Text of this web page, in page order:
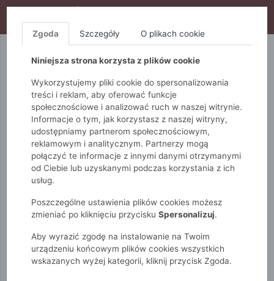
S10), DODATKOWE 15% ZA 3SZT (KOD: S15)
5.10.15. QUIOSQUE
Monnari Torby Wizytowe Wizytowa torebka
Zgoda Szczegóły O plikach cookie
Niniejsza strona korzysta z plików cookie
Wykorzystujemy pliki cookie do spersonalizowania
treści i reklam, aby oferować funkcje
społecznościowe i analizować ruch w naszej witrynie.
Informacje o tym, jak korzystasz z naszej witryny,
udostępniamy partnerom społecznościowym,
reklamowym i analitycznym. Partnerzy mogą
połączyć te informacje z innymi danymi otrzymanymi
od Ciebie lub uzyskanymi podczas korzystania z ich
usług.
Poszczególne ustawienia plików cookies możesz
zmieniać po kliknięciu przycisku Spersonalizuj.
Aby wyrazić zgodę na instalowanie na Twoim
urządzeniu końcowym plików cookies wszystkich
wskazanych wyżej kategorii, kliknij przycisk Zgoda.